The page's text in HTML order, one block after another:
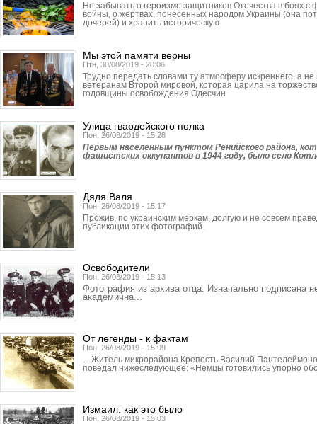
Не забывать о героизме защитников Отечества в боях с
войны, о жертвах, понесенных народом Украины (она
дочерей) и хранить историческую
Мы этой памяти верны
Птн, 30/08/2019 - 20:06
Трудно передать словами ту атмосферу искреннего, а
ветеранам Второй мировой, которая царила на
годовщины освобождения Одесчин
Улица гвардейского полка
Пон, 26/08/2019 - 15:28
Первым населенным пунктом Ренийского района,
фашистских оккупантов в 1944 году, было село
Дядя Валя
Пон, 26/08/2019 - 15:17
Прожив, по украинским меркам, долгую и не совсем
публикации этих фотографий.
Освободители
Пон, 26/08/2019 - 15:13
Фотография из архива отца. Изначально подписана
академична...
От легенды - к фактам
Пон, 26/08/2019 - 15:09
…Житель микрорайона Крепость Василий
поведал нижеследующее: «Немцы готовились упорно
Измаил: как это было
Пон, 26/08/2019 - 15:03